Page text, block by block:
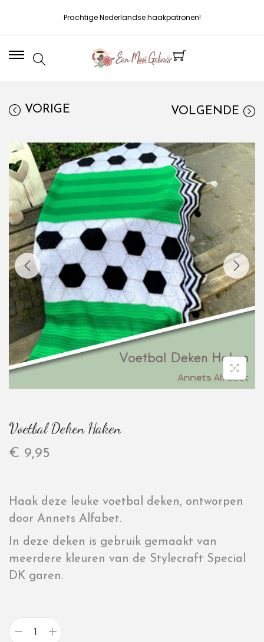
Prachtige Nederlandse haakpatronen!
VORIGE VOLGENDE
Voetbal Deken Haken
€ 9,95
Haak deze leuke voetbal deken, ontworpen
door Annets Alfabet.
In deze deken is gebruik gemaakt van
meerdere kleuren van de Stylecraft Special
DK garen.